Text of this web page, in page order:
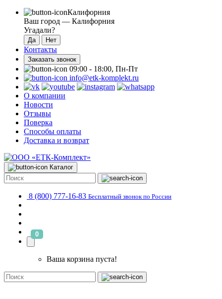
Калифорния
Ваш город — Калифорния
Угадали?
Контакты
Заказать звонок
09:00 - 18:00, Пн-Пт
info@etk-komplekt.ru
О компании
Новости
Отзывы
Поверка
Способы оплаты
Доставка и возврат
Каталог
8 (800) 777-16-83 Бесплатный звонок по России
0
Ваша корзина пуста!